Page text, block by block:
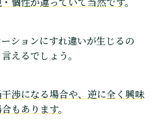
ションにすれ違いが生じるの
えるでしょう。
渉になる場合や、逆に全く興味
もあります。